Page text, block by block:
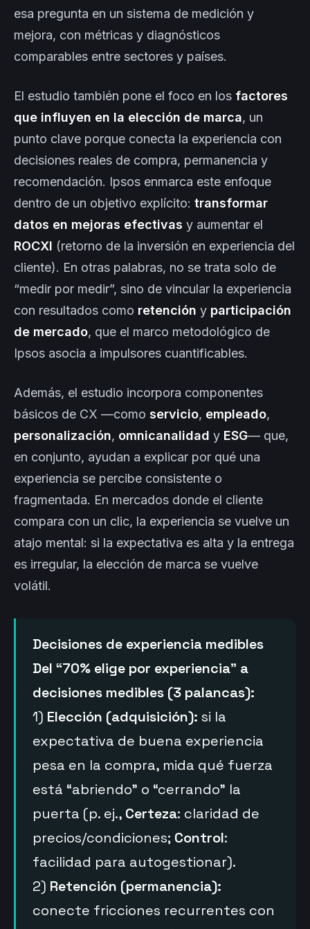
esa pregunta en un sistema de medición y
mejora, con métricas y diagnósticos
comparables entre sectores y países.
El estudio también pone el foco en los factores
que influyen en la elección de marca, un
punto clave porque conecta la experiencia con
decisiones reales de compra, permanencia y
recomendación. Ipsos enmarca este enfoque
dentro de un objetivo explícito: transformar
datos en mejoras efectivas y aumentar el
ROCXI (retorno de la inversión en experiencia del
cliente). En otras palabras, no se trata solo de
“medir por medir”, sino de vincular la experiencia
con resultados como retención y participación
de mercado, que el marco metodológico de
Ipsos asocia a impulsores cuantificables.
Además, el estudio incorpora componentes
básicos de CX —como servicio, empleado,
personalización, omnicanalidad y ESG— que,
en conjunto, ayudan a explicar por qué una
experiencia se percibe consistente o
fragmentada. En mercados donde el cliente
compara con un clic, la experiencia se vuelve un
atajo mental: si la expectativa es alta y la entrega
es irregular, la elección de marca se vuelve
volátil.
Decisiones de experiencia medibles
Del “70% elige por experiencia” a
decisiones medibles (3 palancas):
1) Elección (adquisición): si la
expectativa de buena experiencia
pesa en la compra, mida qué fuerza
está “abriendo” o “cerrando” la
puerta (p. ej., Certeza: claridad de
precios/condiciones; Control:
facilidad para autogestionar).
2) Retención (permanencia):
conecte fricciones recurrentes con